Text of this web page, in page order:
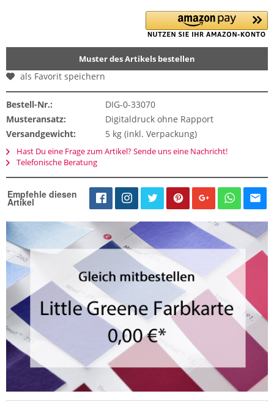
Muster des Artikels bestellen
als Favorit speichern
Bestell-Nr.:
DIG-0-33070
Musteransatz:
Digitaldruck ohne Rapport
Versandgewicht:
5 kg (inkl. Verpackung)
Hast Du eine Frage zum Artikel? Sende uns eine Nachricht!
Telefonische Beratung
Empfehle diesen
Artikel